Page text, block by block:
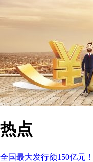
热点
全国最大发行额150亿元